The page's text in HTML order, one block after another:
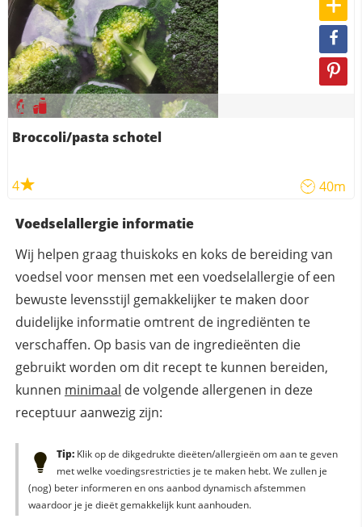
Broccoli/pasta schotel
4 40m
Voedselallergie informatie
Wij helpen graag thuiskoks en koks de bereiding van
voedsel voor mensen met een voedselallergie of een
bewuste levensstijl gemakkelijker te maken door
duidelijke informatie omtrent de ingrediënten te
verschaffen. Op basis van de ingredieënten die
gebruikt worden om dit recept te kunnen bereiden,
kunnen minimaal de volgende allergenen in deze
receptuur aanwezig zijn:
Tip:Klik op de dikgedrukte dieëten/allergieën om aan te geven
met welke voedingsrestricties je te maken hebt. We zullen je
(nog) beter informeren en ons aanbod dynamisch afstemmen
waardoor je je dieët gemakkelijk kunt aanhouden.